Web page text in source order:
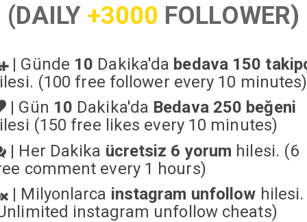
(DAILY +3000 FOLLOWER)
| Günde 10 Dakika'da bedava 150
(100 free follower every 10 minutes)
| Gün 10 Dakika'da Bedava 250 beğeni
(150 free likes every 10 minutes)
| Her Dakika ücretsiz 6 yorum hilesi. (6
comment every 1 hours)
| Milyonlarca instagram unfollow hilesi.
instagram unfollow cheats)